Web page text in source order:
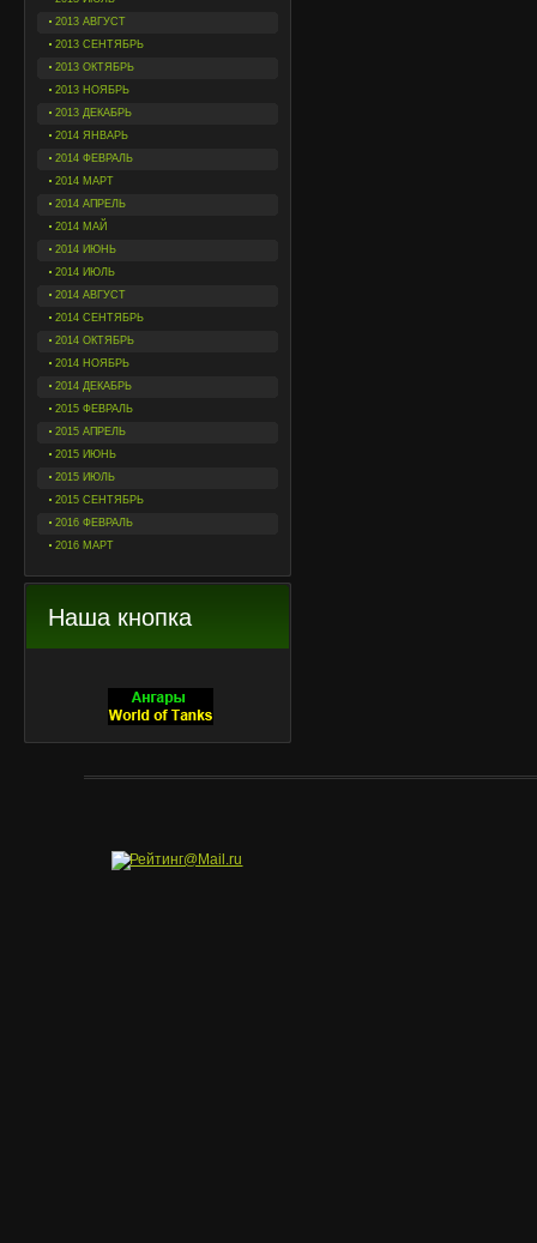
2013 АВГУСТ
2013 СЕНТЯБРЬ
2013 ОКТЯБРЬ
2013 НОЯБРЬ
2013 ДЕКАБРЬ
2014 ЯНВАРЬ
2014 ФЕВРАЛЬ
2014 МАРТ
2014 АПРЕЛЬ
2014 МАЙ
2014 ИЮНЬ
2014 ИЮЛЬ
2014 АВГУСТ
2014 СЕНТЯБРЬ
2014 ОКТЯБРЬ
2014 НОЯБРЬ
2014 ДЕКАБРЬ
2015 ФЕВРАЛЬ
2015 АПРЕЛЬ
2015 ИЮНЬ
2015 ИЮЛЬ
2015 СЕНТЯБРЬ
2016 ФЕВРАЛЬ
2016 МАРТ
Наша кнопка